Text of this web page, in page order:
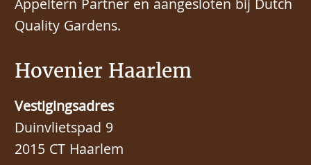
Hovenier Haarlem
Vestigingsadres
Duinvlietspad 9
2015 CT Haarlem
Appeltern Partner en aangesloten bij Dutch
Quality Gardens.